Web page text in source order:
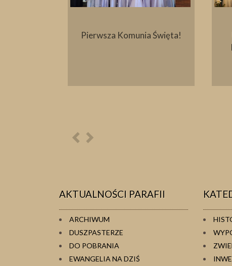
Poprzednia
Pierwsza Komunia Święta!
AKTUALNOŚCI PARAFII
ARCHIWUM
DUSZPASTERZE
DO POBRANIA
EWANGELIA NA DZIŚ